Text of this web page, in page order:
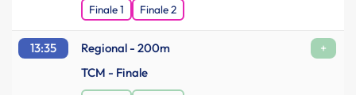
Finale 1 Finale 2
13:35 Regional - 200m
+
TCM - Finale